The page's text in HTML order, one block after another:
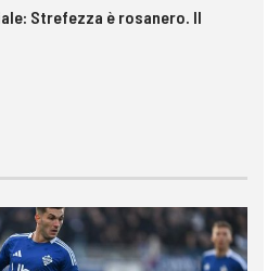
Strefezza è rosanero. Il